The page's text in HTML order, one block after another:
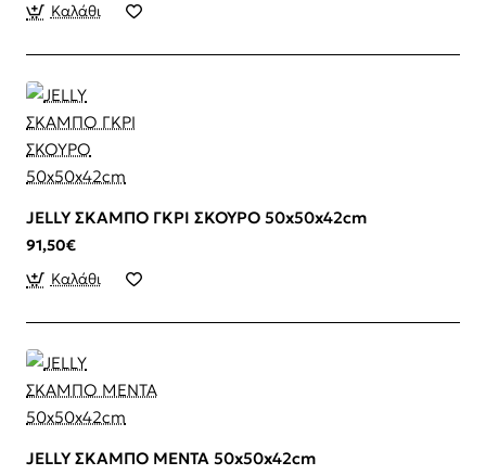
Καλάθι
JELLY ΣΚΑΜΠΟ ΓΚΡΙ ΣΚΟΥΡΟ 50x50x42cm
91,50€
Καλάθι
JELLY ΣΚΑΜΠΟ ΜΕΝΤΑ 50x50x42cm